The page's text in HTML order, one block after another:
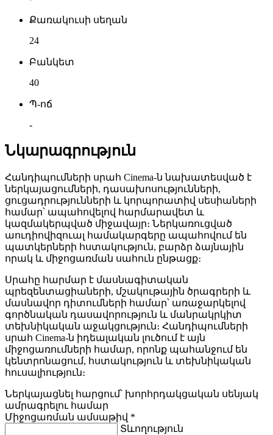
Քառակուսի սեղան
24
Բանկետ
40
Պ-ոճ
-
Նկարագրություն
Հանդիպումների սրահ Cinema-ն նախատեսված է
ներկայացումների, դասախոսությունների,
ցուցադրությունների և կորպորատիվ սեսիաների
համար՝ ապահովելով հարմարավետ և
կազմակերպված միջավայր։ Ներկառուցված
աուդիովիզուալ համակարգերը ապահովում են
պատկերների հստակություն, բարձր ձայնային
որակ և միջոցառման սահուն ընթացք։
Սրահը հարմար է մասնագիտական
պրեզենտացիաների, մշակութային ծրագրերի և
մասնավոր դիտումների համար՝ առաջարկելով
գործնական դասավորություն և մանրակրկիտ
տեխնիկական աջակցություն։ Հանդիպումների
սրահ Cinema-ն իդեալական լուծում է այն
միջոցառումների համար, որոնք պահանջում են
կենտրոնացում, հստակություն և տեխնիկական
հուսալիություն։
Ներկայացնել հարցում՝ խորհրդակցական սենյակ
ամրագրելու համար
Միջոցառման ամսաթիվ *
Տևողություն